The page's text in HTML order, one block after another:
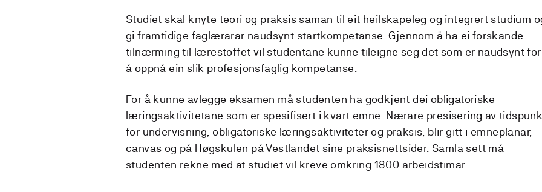
Studiet skal knyte teori og praksis saman til eit heilskapeleg og integrert studium
gi framtidige faglærarar naudsynt startkompetanse. Gjennom å ha ei forskande
tilnærming til lærestoffet vil studentane kunne tileigne seg det som er naudsynt for
å oppnå ein slik profesjonsfaglig kompetanse.
For å kunne avlegge eksamen må studenten ha godkjent dei obligatoriske
læringsaktivitetane som er spesifisert i kvart emne. Nærare presisering av
for undervisning, obligatoriske læringsaktiviteter og praksis, blir gitt i emneplanar,
canvas og på Høgskulen på Vestlandet sine praksisnettsider. Samla sett må
studenten rekne med at studiet vil kreve omkring 1800 arbeidstimar.